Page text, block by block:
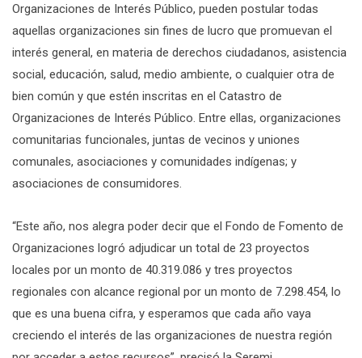
Organizaciones de Interés Público, pueden postular todas
aquellas organizaciones sin fines de lucro que promuevan el
interés general, en materia de derechos ciudadanos, asistencia
social, educación, salud, medio ambiente, o cualquier otra de
bien común y que estén inscritas en el Catastro de
Organizaciones de Interés Público. Entre ellas, organizaciones
comunitarias funcionales, juntas de vecinos y uniones
comunales, asociaciones y comunidades indígenas; y
asociaciones de consumidores.
“Este año, nos alegra poder decir que el Fondo de Fomento de
Organizaciones logró adjudicar un total de 23 proyectos
locales por un monto de 40.319.086 y tres proyectos
regionales con alcance regional por un monto de 7.298.454, lo
que es una buena cifra, y esperamos que cada año vaya
creciendo el interés de las organizaciones de nuestra región